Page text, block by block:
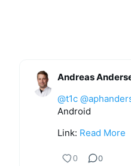
Andreas
@t1c @
Android
Link: Read More
0 0